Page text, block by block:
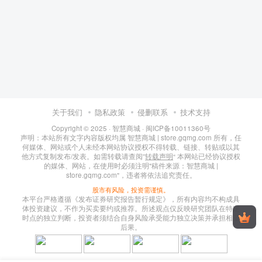
关于我们 隐私政策 侵删联系 技术支持
Copyright © 2025 · 智慧商城 · 闽ICP备10011360号
声明：本站所有文字内容版权均属 智慧商城 | store.gqmg.com 所有，任
何媒体、网站或个人未经本网站协议授权不得转载、链接、转贴或以其
他方式复制发布/发表。如需转载请查阅”转载声明“ 本网站已经协议授权
的媒体、网站，在使用时必须注明"稿件来源：智慧商城 |
store.gqmg.com"，违者将依法追究责任。
股市有风险，投资需谨慎。
本平台严格遵循《发布证券研究报告暂行规定》，所有内容均不构成具
体投资建议，不作为买卖要约或推荐。所述观点仅反映研究团队在特定
时点的独立判断，投资者须结合自身风险承受能力独立决策并承担相应
后果。